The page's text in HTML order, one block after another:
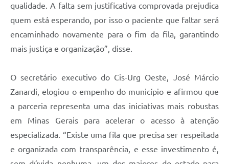
qualidade. A falta sem justificativa comprovada prejudica
quem está esperando, por isso o paciente que faltar será
encaminhado novamente para o fim da fila, garantindo
mais justiça e organização”, disse.
O secretário executivo do Cis-Urg Oeste, José Márcio
Zanardi, elogiou o empenho do município e afirmou que
a parceria representa uma das iniciativas mais robustas
em Minas Gerais para acelerar o acesso à atenção
especializada. “Existe uma fila que precisa ser respeitada
e organizada com transparência, e esse investimento é,